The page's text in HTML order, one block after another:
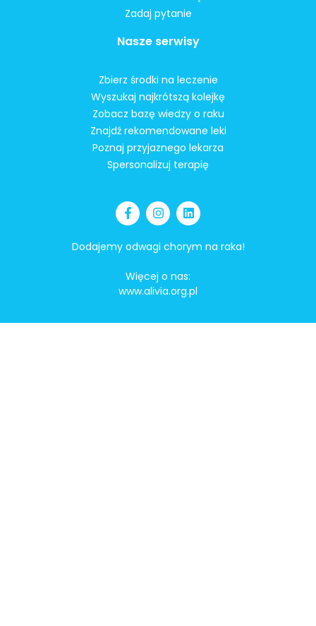
Zadaj pytanie
Nasze serwisy
Zbierz środki na leczenie
Wyszukaj najkrótszą kolejkę
Zobacz bazę wiedzy o raku
Znajdź rekomendowane leki
Poznaj przyjaznego lekarza
Spersonalizuj terapię
Dodajemy odwagi chorym na raka!
Więcej o nas:
www.alivia.org.pl